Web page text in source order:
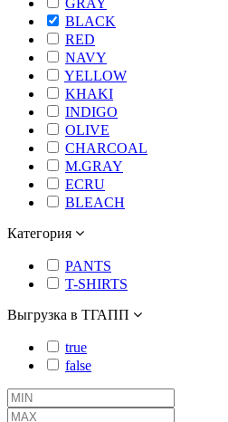
BLACK
RED
NAVY
YELLOW
KHAKI
INDIGO
OLIVE
CHARCOAL
M.GRAY
ECRU
BLEACH
Категория
PANTS
T-SHIRTS
Выгрузка в ТГАПП
true
false